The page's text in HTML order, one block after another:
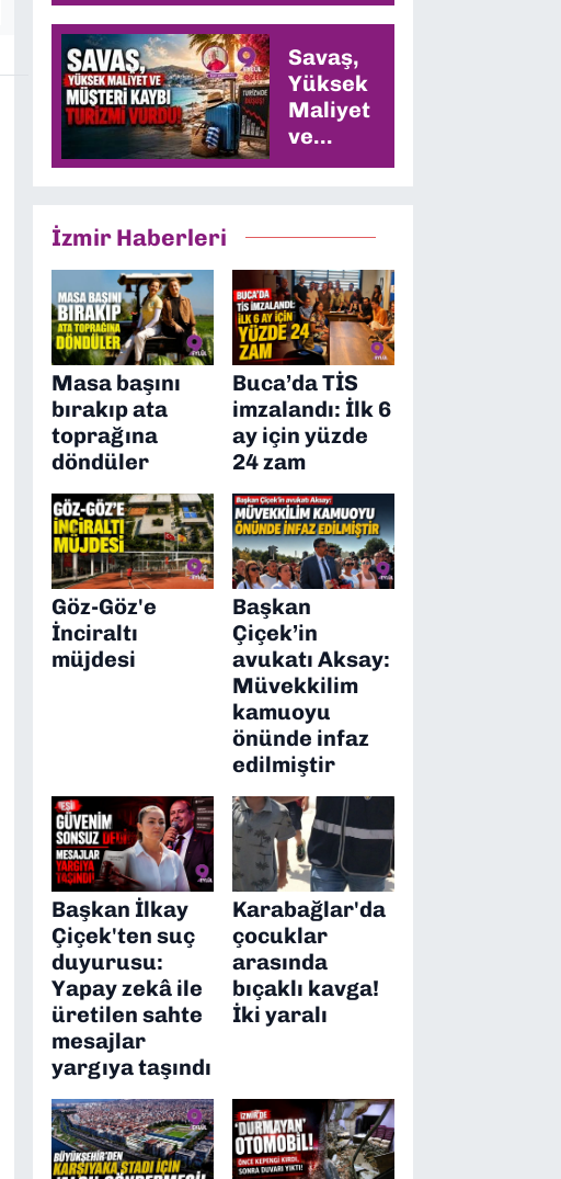
Savaş,
Yüksek
Maliyet
ve
Müşteri
Vurdu
İzmir Haberleri
Masa başını
bırakıp ata
toprağına
döndüler
Buca’da TİS
imzalandı: İlk 6
ay için yüzde
24 zam
Göz-Göz'e
İnciraltı
müjdesi
Başkan
Çiçek’in
avukatı Aksay:
Müvekkilim
kamuoyu
önünde infaz
edilmiştir
Başkan İlkay
Çiçek'ten suç
duyurusu:
Yapay zekâ ile
üretilen sahte
mesajlar
yargıya taşındı
Karabağlar'da
çocuklar
arasında
bıçaklı kavga!
İki yaralı